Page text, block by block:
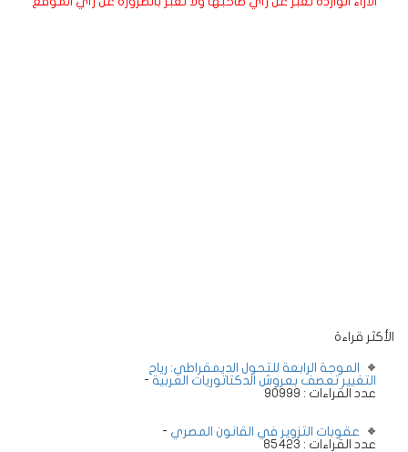
الأكثر قراءة
الموجة الرابعة للتحول الديمقراطي: رياح
التغيير تعصف بعروش الدكتاتوريات العربية -
عدد القراءات : 90999
عقوبات التزوير في القانون المصري -
عدد القراءات : 85423